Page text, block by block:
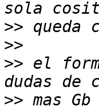
>>
>>
>> el
>> mas